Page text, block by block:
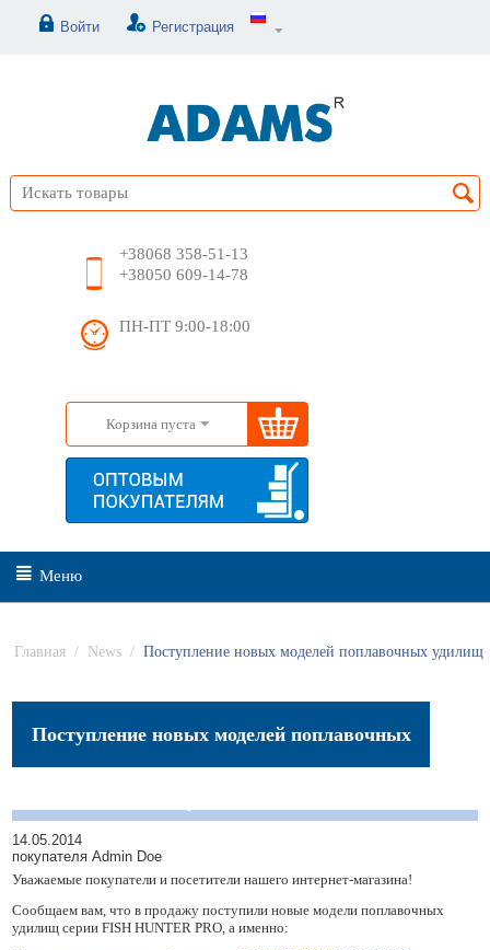
Войти Регистрация
+38068 358-51-13
+38050 609-14-78
ПН-ПТ 9:00-18:00
Корзина пуста
Меню
Главная / News / Поступление новых моделей поплавочных удилищ
Поступление новых моделей поплавочных
14.05.2014
покупателя Admin Doe
Уважаемые покупатели и посетители нашего интернет-магазина!
Сообщаем вам, что в продажу поступили новые модели поплавочных
удилищ серии FISH НUNTER PRO, а именно: